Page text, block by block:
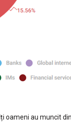
oameni au muncit